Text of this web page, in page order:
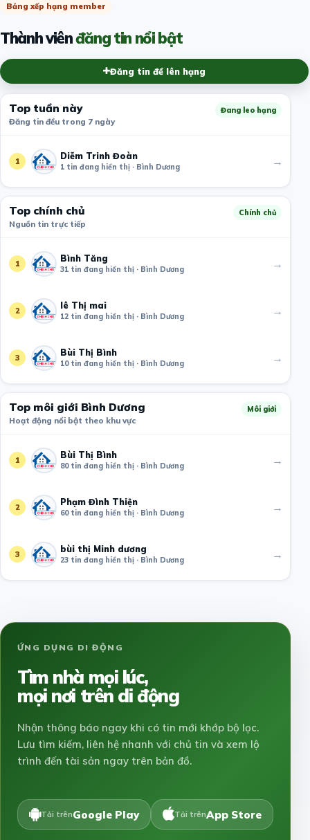
Bảng xếp hạng member
Thành viênđăng tin nổi bật
Đăng tin để lên hạng
Top tuần này
Đăng tin đều trong 7 ngày
Đang leo hạng
1 Diễm Trinh Đoàn
1 tin đang hiển thị · Bình Dương →
Top chính chủ
Nguồn tin trực tiếp
Chính chủ
1 Bình Tăng
31 tin đang hiển thị · Bình Dương →
2 lê Thị mai
12 tin đang hiển thị · Bình Dương →
3 Bùi Thị Bình
10 tin đang hiển thị · Bình Dương →
Top môi giới Bình Dương
Hoạt động nổi bật theo khu vực
Môi giới
1 Bùi Thị Bình
80 tin đang hiển thị · Bình Dương →
2 Phạm Đình Thiện
60 tin đang hiển thị · Bình Dương →
3 bùi thị Minh dương
23 tin đang hiển thị · Bình Dương →
ỨNG DỤNG DI ĐỘNG
Tìm nhà mọi lúc,
mọi nơi trên di động
Nhận thông báo ngay khi có tin mới khớp bộ lọc.
Lưu tìm kiếm, liên hệ nhanh với chủ tin và xem lộ
trình đến tài sản ngay trên bản đồ.
Tải trênGoogle Play Tải trênApp Store